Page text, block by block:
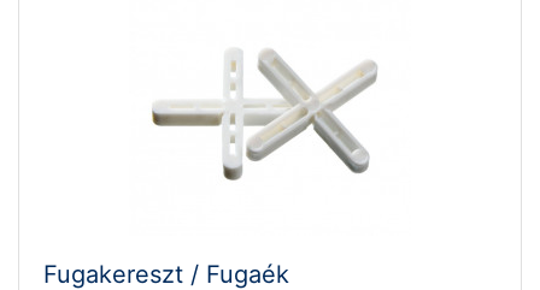
Fugakereszt / Fugaék